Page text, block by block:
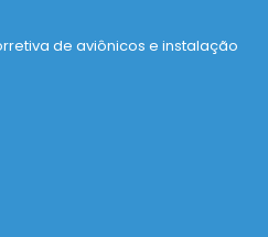
de aviônicos e instalação